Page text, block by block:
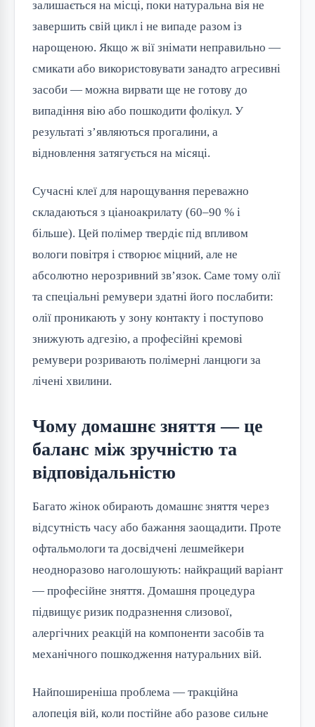
залишається на місці, поки натуральна вія не
завершить свій цикл і не випаде разом із
нарощеною. Якщо ж вії знімати неправильно —
смикати або використовувати занадто агресивні
засоби — можна вирвати ще не готову до
випадіння вію або пошкодити фолікул. У
результаті з’являються прогалини, а
відновлення затягується на місяці.
Сучасні клеї для нарощування переважно
складаються з ціаноакрилату (60–90 % і
більше). Цей полімер твердіє під впливом
вологи повітря і створює міцний, але не
абсолютно нерозривний зв’язок. Саме тому олії
та спеціальні ремувери здатні його послабити:
олії проникають у зону контакту і поступово
знижують адгезію, а професійні кремові
ремувери розривають полімерні ланцюги за
лічені хвилини.
Чому домашнє зняття — це
баланс між зручністю та
відповідальністю
Багато жінок обирають домашнє зняття через
відсутність часу або бажання заощадити. Проте
офтальмологи та досвідчені лешмейкери
неодноразово наголошують: найкращий варіант
— професійне зняття. Домашня процедура
підвищує ризик подразнення слизової,
алергічних реакцій на компоненти засобів та
механічного пошкодження натуральних вій.
Найпоширеніша проблема — тракційна
алопеція вій, коли постійне або разове сильне